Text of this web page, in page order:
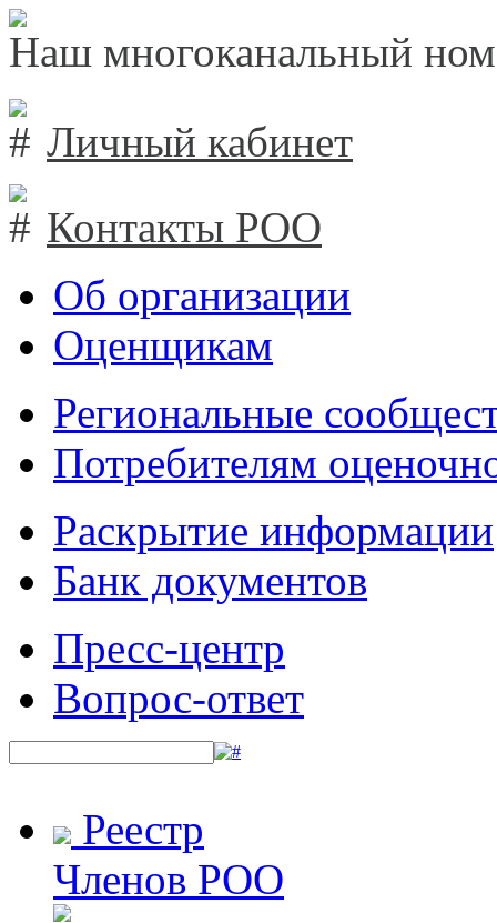
Наш многоканальный
Личный кабинет
Контакты РОО
Об организации
Оценщикам
Региональные
Потребителям
Раскрытие информации
Банк документов
Пресс-центр
Вопрос-ответ
Реестр
Членов РОО